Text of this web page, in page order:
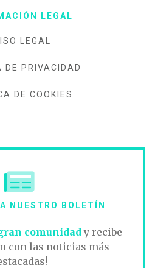
LEGAL
LEGAL
DE PRIVACIDAD
DE COOKIES
NUESTRO BOLETÍN
comunidad y recibe
con las noticias más